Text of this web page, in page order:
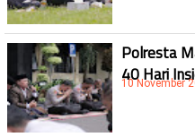
Polresta
40 Hari
10 November